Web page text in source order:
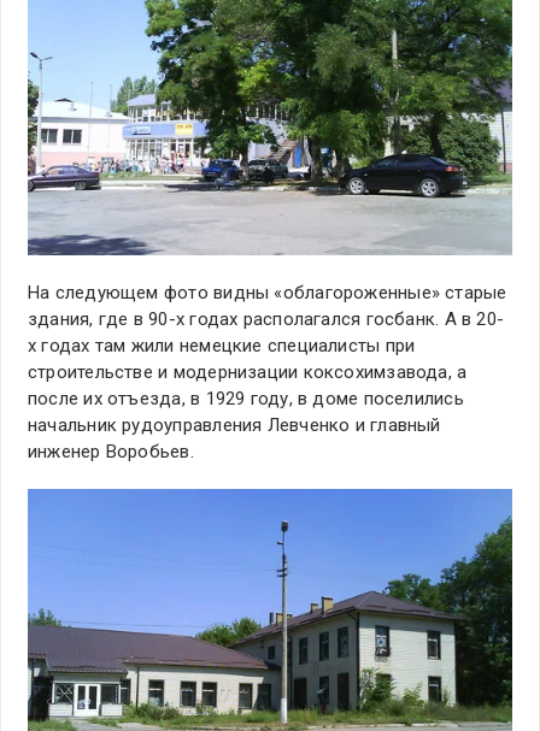
На следующем фото видны «облагороженные» старые
здания, где в 90-х годах располагался госбанк. А в 20-
х годах там жили немецкие специалисты при
строительстве и модернизации коксохимзавода, а
после их отъезда, в 1929 году, в доме поселились
начальник рудоуправления Левченко и главный
инженер Воробьев.